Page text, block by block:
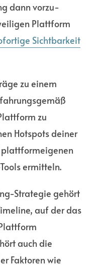
dann vorzu­
Platt­form
Sicht­barkeit
zu einem
zu
Hotspots deiner
ermitteln.
Strategie gehört
auf der das
auch die
Faktoren wie